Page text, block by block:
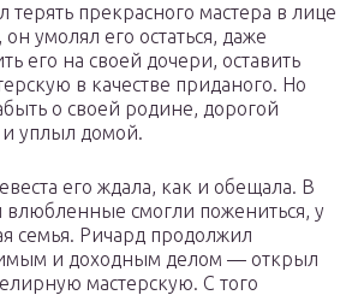
прекрасного мастера в лице
умолял его остаться, даже
его на своей дочери, оставить
в качестве приданого. Но
о своей родине, дорогой
уплыл домой.
его ждала, как и обещала. В
смогли пожениться, у
семья. Ричард продолжил
и доходным делом — открыл
мастерскую. С того